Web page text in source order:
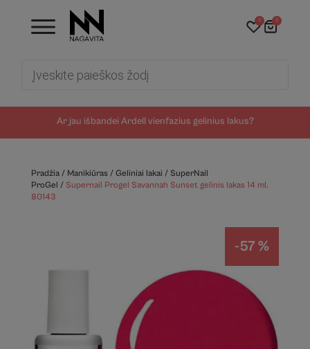
Ar jau išbandei Ardell vienfazius gelinius lakus?
0 0
Pradžia/ Manikiūras/ Geliniai lakai / SuperNail
ProGel / Supernail Progel Savannah Sunset gelinis lakas 14 ml.
80143
-57 %